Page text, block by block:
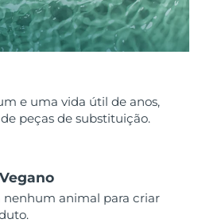
e uma vida útil de anos,
peças de substituição.
nenhum animal para criar